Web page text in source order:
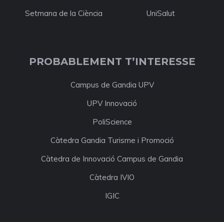
Setmana de la Ciència
UniSalut
PROBABLEMENT T’INTERESSE
Campus de Gandia UPV
UPV Innovació
PoliScience
Càtedra Gandia Turisme i Promoció
Càtedra de Innovació Campus de Gandia
Càtedra IVIO
IGIC